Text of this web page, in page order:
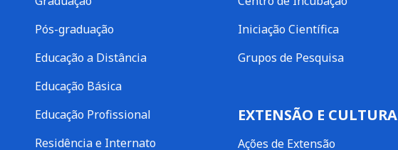
Pós-graduação
Educação a Distância
Educação Básica
Educação Profissional
Residência e Internato
Iniciação Científica
Grupos de Pesquisa
EXTENSÃO E CULTURA
Ações de Extensão